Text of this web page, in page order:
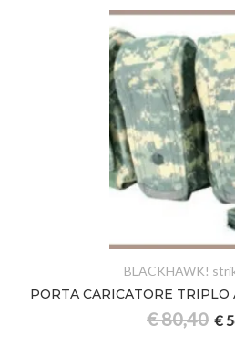
BLACKHAWK!
PORTA CARICATORE
€80,40 €